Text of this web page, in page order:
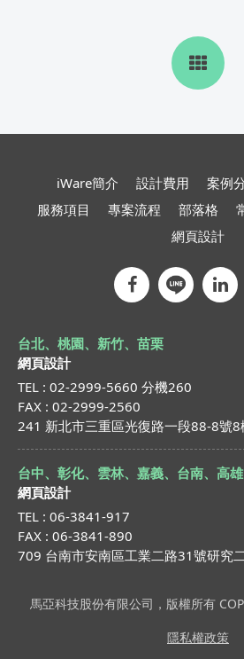
iWare簡介 設計費用 案例
服務項目
專案流程 部落格
網頁設計
台北、桃園、新竹、苗栗
網頁設計
TEL : 02-2999-5660 分機260
FAX : 02-2999-2560
241 新北市三重區光復路一段88-8號8
台中、彰化、雲林、嘉義、台南、高
網頁設計
TEL : 06-3841-917
FAX : 06-3841-890
709 台南市安南區工業二路31號研究
馬亞科技股份有限公司，版權所有
隱私權政策